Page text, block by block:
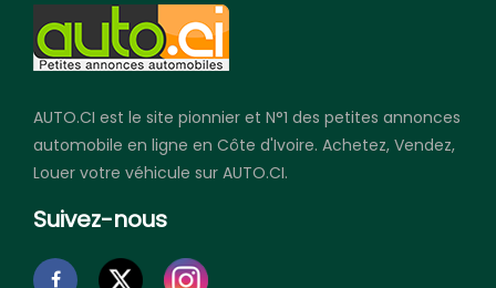
AUTO.CI est le site pionnier et N°1 des petites annonces
automobile en ligne en Côte d'Ivoire. Achetez, Vendez,
Louer votre véhicule sur AUTO.CI.
Suivez-nous